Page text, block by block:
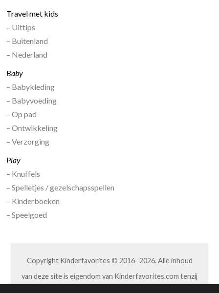
Travel met kids
– Uittips
– Buitenland
– Nederland
Baby
– Babykleding
– Babyvoeding
– Op pad
– Ontwikkeling
– Verzorging
Play
– Knuffels
– Spelletjes / gezelschapsspellen
– Kinderboeken
– Speelgoed
Copyright Kinderfavorites © 2016- 2026. Alle inhoud
van deze site is eigendom van Kinderfavorites.com tenzij